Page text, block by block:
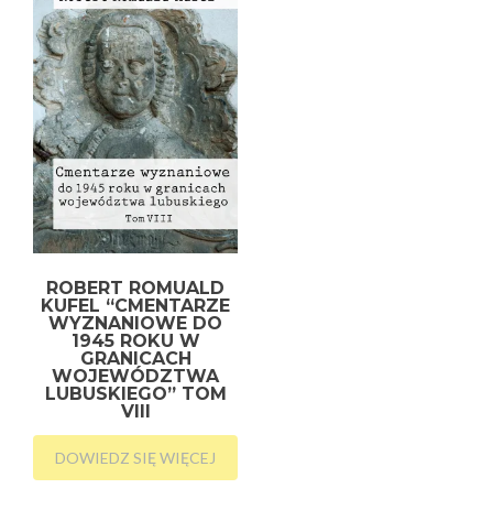
ROBERT ROMUALD
KUFEL “CMENTARZE
WYZNANIOWE DO
1945 ROKU W
GRANICACH
WOJEWÓDZTWA
LUBUSKIEGO” TOM
VIII
DOWIEDZ SIĘ WIĘCEJ